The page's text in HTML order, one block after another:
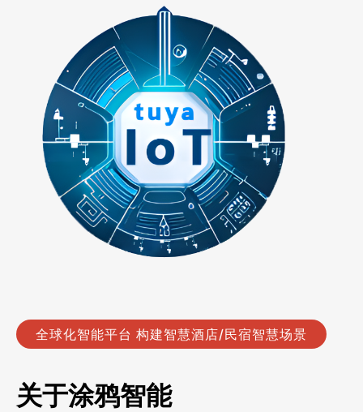
全球化智能平台 构建智慧酒店/民宿智慧场景
关于涂鸦智能